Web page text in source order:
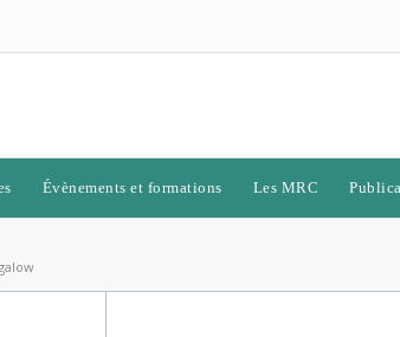
Évènements et formations Les MRC